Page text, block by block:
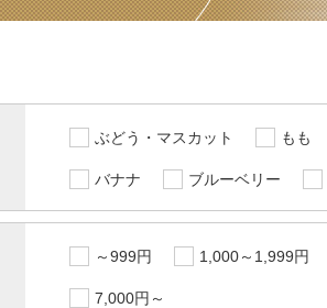
ぶどう・マスカット もも
バナナ ブルーベリー
～999円 1,000～1,999円
7,000円～